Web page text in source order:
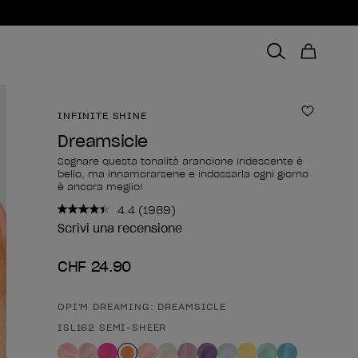
INFINITE SHINE
Dreamsicle
Sognare questa tonalità arancione iridescente è
bello, ma innamorarsene e indossarla ogni giorno
è ancora meglio!
4.4 Leggi
1989
(1989)
Scrivi una recensione
CHF 24.90
Forma del prodotto
OPI'M DREAMING: DREAMSICLE
ISL162 SEMI-SHEER